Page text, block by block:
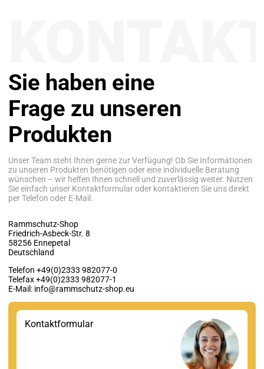
Sie haben eine
Frage zu unseren
Produkten
Unser Team steht Ihnen gerne zur Verfügung! Ob Sie Informationen
zu unseren Produkten benötigen oder eine individuelle Beratung
wünschen – wir helfen Ihnen schnell und zuverlässig weiter. Nutzen
Sie einfach unser Kontaktformular oder kontaktieren Sie uns direkt
per Telefon oder E-Mail.
Rammschutz-Shop
Friedrich-Asbeck-Str. 8
58256 Ennepetal
Deutschland
Telefon +49(0)2333 982077-0
Telefax +49(0)2333 982077-1
E-Mail: info@rammschutz-shop.eu
Kontaktformular